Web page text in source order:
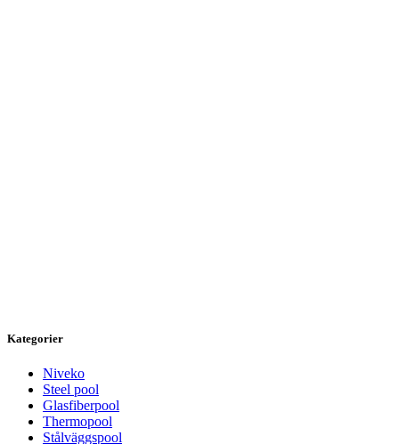
Kategorier
Niveko
Steel pool
Glasfiberpool
Thermopool
Stålväggspool